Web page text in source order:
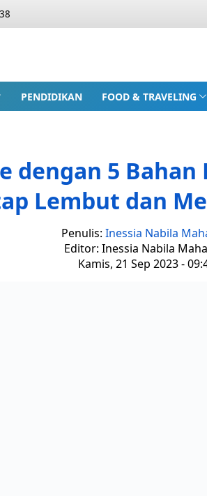
PENDIDIKAN FOOD & TRAVELING
dengan 5 Bahan
Lembut dan
Penulis: Inessia Nabila
Editor: Inessia Nabila
Kamis, 21 Sep 2023 -